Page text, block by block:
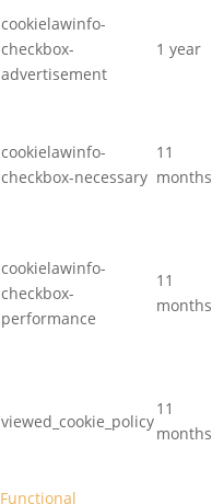
cookielawinfo-
checkbox-
advertisement
1 year
cookielawinfo-
checkbox-necessary
11
months
cookielawinfo-
checkbox-
performance
11
months
viewed_cookie_policy
11
months
Functional